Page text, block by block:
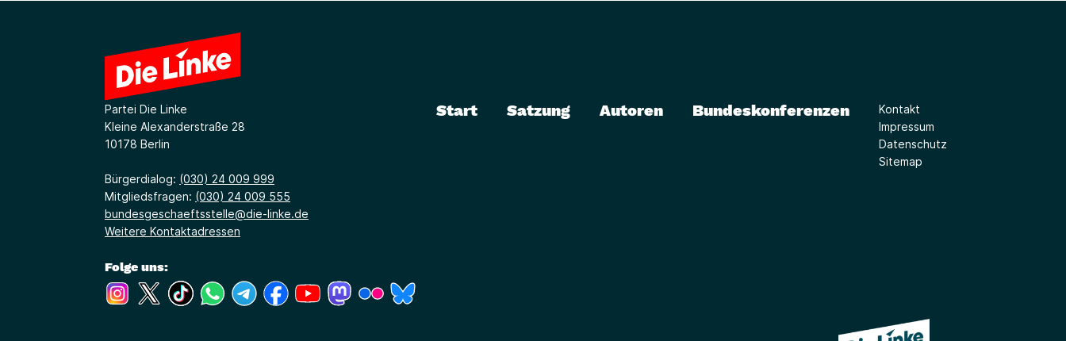
Partei Die Linke
Kleine Alexanderstraße 28
10178 Berlin
Bürgerdialog: (030) 24 009 999
Mitgliedsfragen: (030) 24 009 555
bundesgeschaeftsstelle@die-linke.de
Weitere Kontaktadressen
Folge uns:
(Link öffnet ein neues Fenster)
(Link öffnet ein neues Fenster)
(Link öffnet ein neues Fenster)
(Link öffnet ein neues Fenster)
(Link öffnet ein neues Fenster)
(Link öffnet ein neues Fenster)
(Link öffnet ein neues Fenster)
(Link öffnet ein neues Fenster)
(Link öffnet ein neues Fenster)
Start Satzung Autoren Bundeskonferenzen
Kontakt
Impressum
Datenschutz
Sitemap